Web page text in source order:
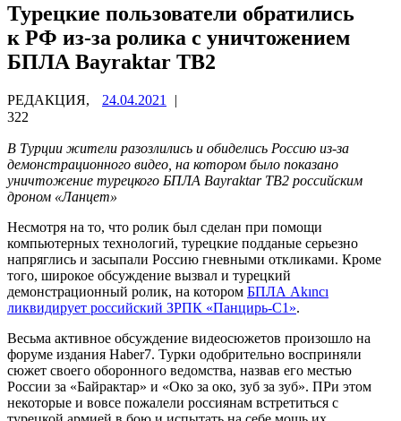
Турецкие пользователи обратились
к РФ из-за ролика с уничтожением
БПЛА Bayraktar TB2
РЕДАКЦИЯ, 24.04.2021
|
322
В Турции жители разозлились и обиделись Россию из-за
демонстрационного видео, на котором было показано
уничтожение турецкого БПЛА Bayraktar TB2 российским
дроном «Ланцет»
Несмотря на то, что ролик был сделан при помощи
компьютерных технологий, турецкие подданые серьезно
напряглись и засыпали Россию гневными откликами. Кроме
того, широкое обсуждение вызвал и турецкий
демонстрационный ролик, на котором БПЛА Akıncı
ликвидирует российский ЗРПК «Панцирь-С1».
Весьма активное обсуждение видеосюжетов произошло на
форуме издания Haber7. Турки одобрительно восприняли
сюжет своего оборонного ведомства, назвав его местью
России за «Байрактар» и «Око за око, зуб за зуб». ПРи этом
некоторые и вовсе пожалели россиянам встретиться с